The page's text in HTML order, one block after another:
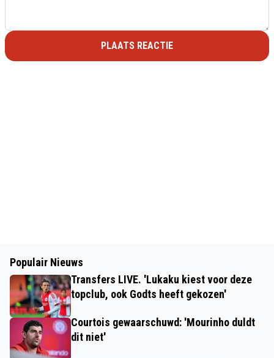
PLAATS REACTIE
Populair Nieuws
Transfers LIVE. 'Lukaku kiest voor deze
topclub, ook Godts heeft gekozen'
Courtois gewaarschuwd: 'Mourinho duldt
dit niet'